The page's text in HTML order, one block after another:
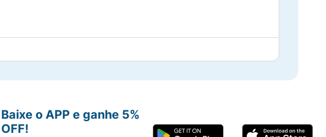
Baixe o APP e ganhe 5%
OFF!